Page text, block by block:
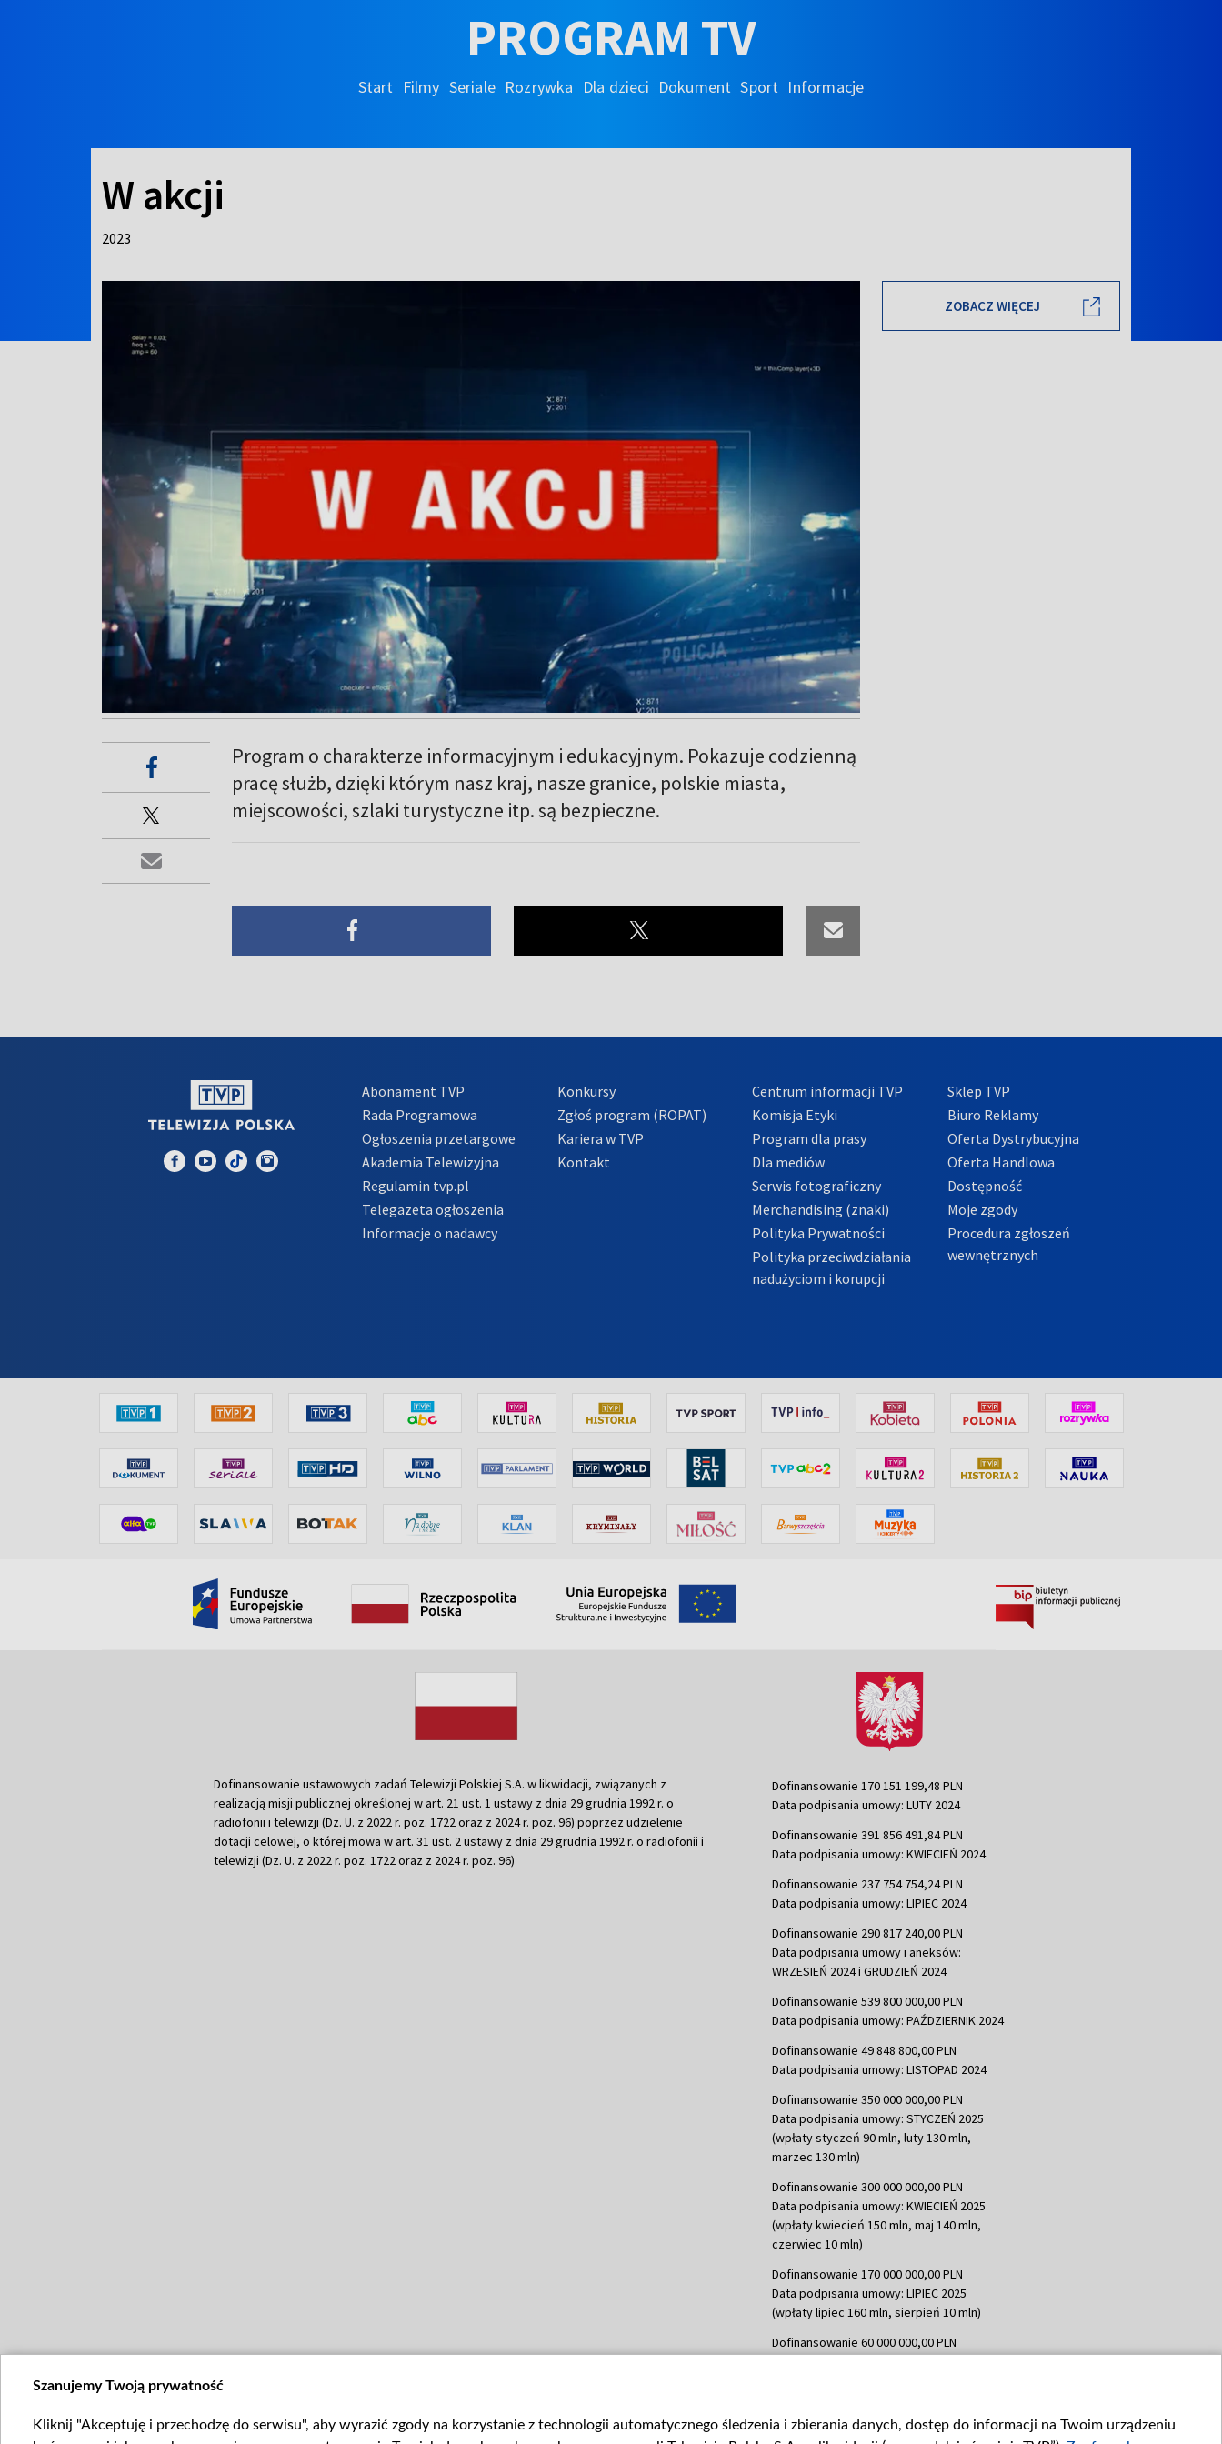
PROGRAM TV
Start Filmy Seriale Rozrywka Dla dzieci Dokument Sport Informacje
W akcji
2023
Program o charakterze informacyjnym i edukacyjnym. Pokazuje codzienną
pracę służb, dzięki którym nasz kraj, nasze granice, polskie miasta,
miejscowości, szlaki turystyczne itp. są bezpieczne.
ZOBACZ WIĘCEJ
Abonament TVP
Rada Programowa
Ogłoszenia przetargowe
Akademia Telewizyjna
Regulamin tvp.pl
Telegazeta ogłoszenia
Informacje o nadawcy
Konkursy
Zgłoś program (ROPAT)
Kariera w TVP
Kontakt
Centrum informacji TVP
Komisja Etyki
Program dla prasy
Dla mediów
Serwis fotograficzny
Merchandising (znaki)
Polityka Prywatności
Polityka przeciwdziałania
nadużyciom i korupcji
Sklep TVP
Biuro Reklamy
Oferta Dystrybucyjna
Oferta Handlowa
Dostępność
Moje zgody
Procedura zgłoszeń
wewnętrznych
Dofinansowanie ustawowych zadań Telewizji Polskiej S.A. w likwidacji, związanych z
realizacją misji publicznej określonej w art. 21 ust. 1 ustawy z dnia 29 grudnia 1992 r. o
radiofonii i telewizji (Dz. U. z 2022 r. poz. 1722 oraz z 2024 r. poz. 96) poprzez udzielenie
dotacji celowej, o której mowa w art. 31 ust. 2 ustawy z dnia 29 grudnia 1992 r. o radiofonii i
telewizji (Dz. U. z 2022 r. poz. 1722 oraz z 2024 r. poz. 96)
Dofinansowanie 170 151 199,48 PLN
Data podpisania umowy: LUTY 2024
Dofinansowanie 391 856 491,84 PLN
Data podpisania umowy: KWIECIEŃ 2024
Dofinansowanie 237 754 754,24 PLN
Data podpisania umowy: LIPIEC 2024
Dofinansowanie 290 817 240,00 PLN
Data podpisania umowy i aneksów:
WRZESIEŃ 2024 i GRUDZIEŃ 2024
Dofinansowanie 539 800 000,00 PLN
Data podpisania umowy: PAŹDZIERNIK 2024
Dofinansowanie 49 848 800,00 PLN
Data podpisania umowy: LISTOPAD 2024
Dofinansowanie 350 000 000,00 PLN
Data podpisania umowy: STYCZEŃ 2025
(wpłaty styczeń 90 mln, luty 130 mln,
marzec 130 mln)
Dofinansowanie 300 000 000,00 PLN
Data podpisania umowy: KWIECIEŃ 2025
(wpłaty kwiecień 150 mln, maj 140 mln,
czerwiec 10 mln)
Dofinansowanie 170 000 000,00 PLN
Data podpisania umowy: LIPIEC 2025
(wpłaty lipiec 160 mln, sierpień 10 mln)
Dofinansowanie 60 000 000,00 PLN
Data podpisania umowy: WRZESIEŃ 2025
Szanujemy Twoją prywatność
Kliknij "Akceptuję i przechodzę do serwisu", aby wyrazić zgody na korzystanie z technologii automatycznego śledzenia i zbierania danych, dostęp do informacji na Twoim urządzeniu